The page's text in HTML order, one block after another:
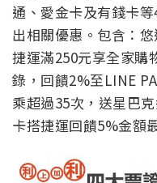
通、愛金卡及有錢卡
出相關優惠。包含：
捷運滿250元享全家購
錄，回饋2%至LINE
乘超過35次，送星巴
卡搭捷運回饋5%金額